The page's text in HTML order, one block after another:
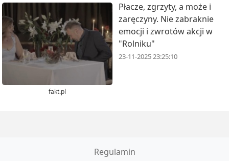
fakt.pl
Płacze, zgrzyty, a może i
zaręczyny. Nie zabraknie
emocji i zwrotów akcji w
"Rolniku"
23-11-2025 23:25:10
Regulamin